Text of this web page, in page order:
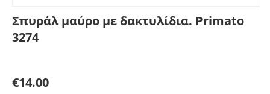
Σπυράλ μαύρο με δακτυλίδια. Primato
3274
€14.00